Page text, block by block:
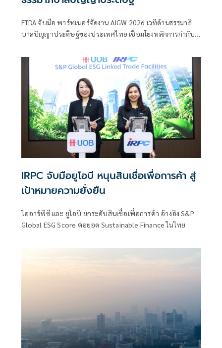
ETDA จับมือ พาร์ทเนอร์จัดงาน AIGW 2026 เวทีด้านธรรมาภิ
บาลปัญญาประดิษฐ์ของประเทศไทย เชื่อมโยงหลักการกำกับ
บริบทของประเทศไทย
IRPC จับมือยูโอบี หนุนสินเชื่อเพื่อการค้า สู่
เป้าหมายความยั่งยืน
ไออาร์พีซี และ ยูโอบี ยกระดับสินเชื่อเพื่อการค้า อ้างอิง S&P
Global ESG Score ต่อยอด Sustainable Finance ในไทย